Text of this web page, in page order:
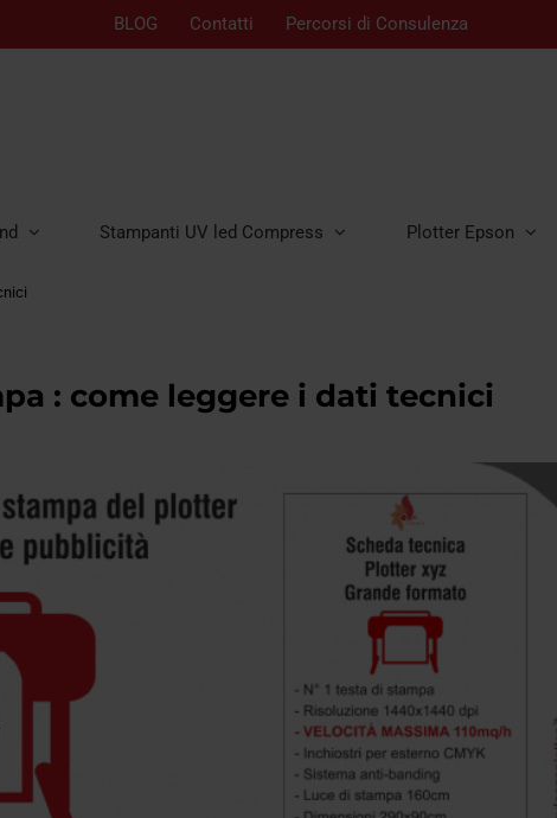
BLOG Contatti Percorsi di Consulenza
Stampanti UV led Compress Plotter Epson
: come leggere i dati tecnici